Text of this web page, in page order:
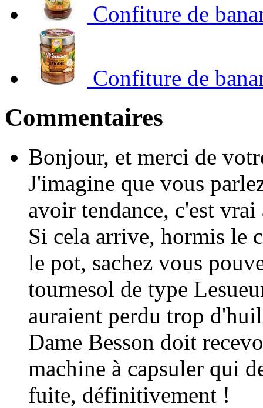
Confiture de
Confiture de
Commentaires
Bonjour, et merci de
J'imagine que vous
avoir tendance, c'est
Si cela arrive, hormis le
le pot, sachez vous
tournesol de type
auraient perdu trop
Dame Besson doit
machine à capsuler qui
fuite, définitivement !